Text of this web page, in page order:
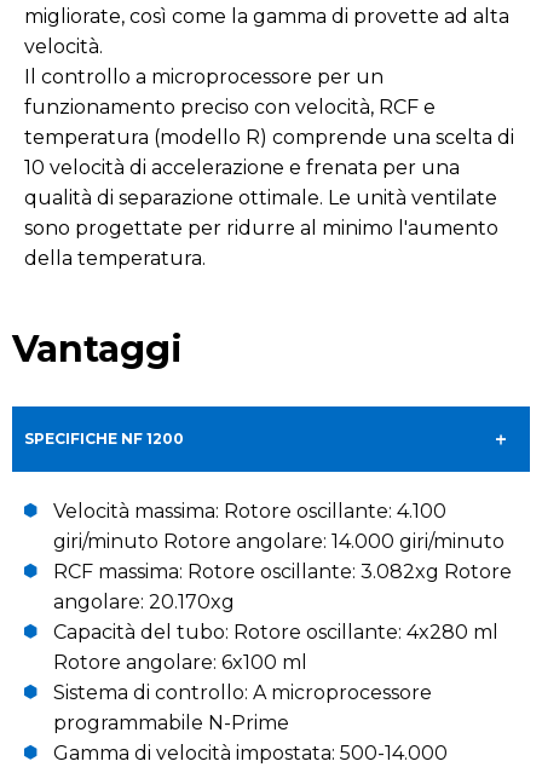
migliorate, così come la gamma di provette ad alta
velocità.
Il controllo a microprocessore per un
funzionamento preciso con velocità, RCF e
temperatura (modello R) comprende una scelta di
10 velocità di accelerazione e frenata per una
qualità di separazione ottimale. Le unità ventilate
sono progettate per ridurre al minimo l'aumento
della temperatura.
Vantaggi
SPECIFICHE NF 1200
Velocità massima: Rotore oscillante: 4.100
giri/minuto Rotore angolare: 14.000 giri/minuto
RCF massima: Rotore oscillante: 3.082xg Rotore
angolare: 20.170xg
Capacità del tubo: Rotore oscillante: 4x280 ml
Rotore angolare: 6x100 ml
Sistema di controllo: A microprocessore
programmabile N-Prime
Gamma di velocità impostata: 500-14.000